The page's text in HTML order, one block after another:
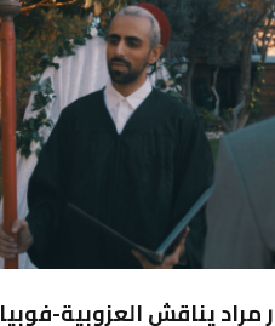
مراد يناقش العزوبية-فوبيا